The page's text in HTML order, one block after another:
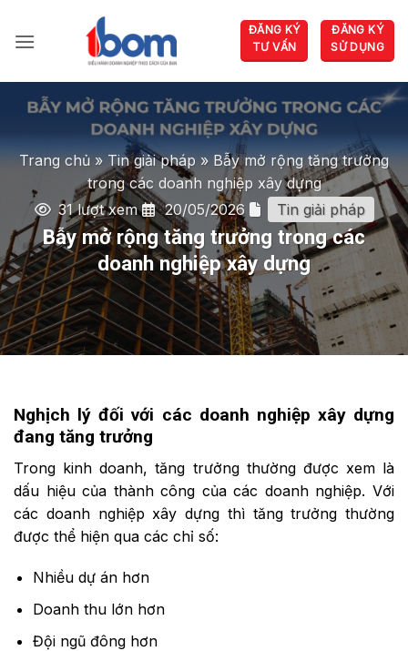
qua
dung
ĐĂNG KÝ
TƯ VẤN
ĐĂNG KÝ
SỬ DỤNG
Trang chủ »Tin giải pháp » Bẫy mở rộng tăng trưởng
trong các doanh nghiệp xây dựng
31 lượt xem
20/05/2026 Tin giải pháp
Bẫy mở rộng tăng trưởng trong các
doanh nghiệp xây dựng
Nghịch lý đối với các doanh nghiệp xây dựng
đang tăng trưởng
Trong kinh doanh, tăng trưởng thường được xem là
dấu hiệu của thành công của các doanh nghiệp. Với
các doanh nghiệp xây dựng thì tăng trưởng thường
được thể hiện qua các chỉ số:
Nhiều dự án hơn
Doanh thu lớn hơn
Đội ngũ đông hơn